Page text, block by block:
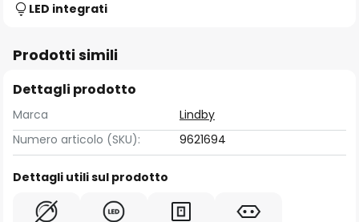
LED integrati
Prodotti simili
Dettagli prodotto
Marca
Lindby
Numero articolo (SKU):
9621694
Dettagli utili sul prodotto